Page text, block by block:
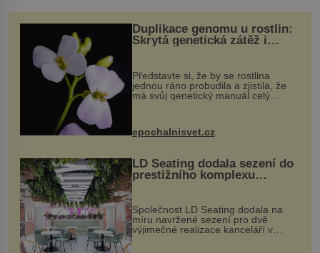
Duplikace genomu u rostlin:
Skrytá genetická zátěž i
Představte si, že by se rostlina
jednou ráno probudila a zjistila, že
má svůj genetický manuál celý
vstupenka...
epochalnisvet.cz
LD Seating dodala sezení do
prestižního komplexu
MediaCityUK v Salfordu
Společnost LD Seating dodala na
míru navržené sezení pro dvě
výjimečné realizace kanceláří v
areálu MediaCityUK v anglickém